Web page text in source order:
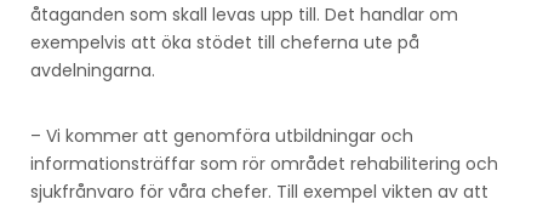
åtaganden som skall levas upp till. Det handlar om
exempelvis att öka stödet till cheferna ute på
avdelningarna.
– Vi kommer att genomföra utbildningar och
informationsträffar som rör området rehabilitering och
sjukfrånvaro för våra chefer. Till exempel vikten av att